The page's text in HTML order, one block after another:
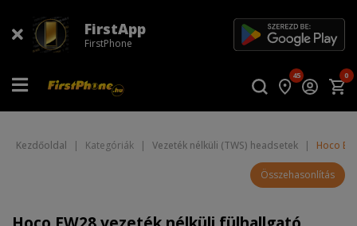
FirstApp
FirstPhone
45 0
Kezdőoldal | Kategóriák | Vezeték nélküli (TWS) headsetek | Hoco
Összehasonlítás